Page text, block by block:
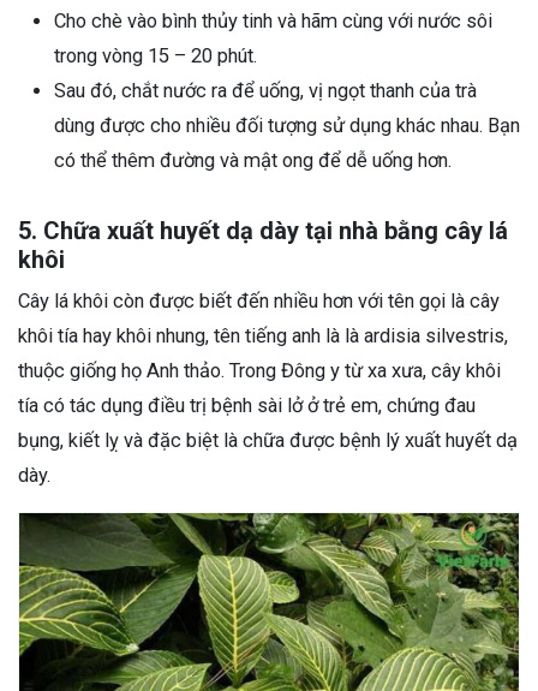
Cho chè vào bình thủy tinh và hãm cùng với nước sôi
trong vòng 15 – 20 phút.
Sau đó, chắt nước ra để uống, vị ngọt thanh của trà
dùng được cho nhiều đối tượng sử dụng khác nhau. Bạn
có thể thêm đường và mật ong để dễ uống hơn.
5. Chữa xuất huyết dạ dày tại nhà bằng cây lá
khôi
Cây lá khôi còn được biết đến nhiều hơn với tên gọi là cây
khôi tía hay khôi nhung, tên tiếng anh là là ardisia silvestris,
thuộc giống họ Anh thảo. Trong Đông y từ xa xưa, cây khôi
tía có tác dụng điều trị bệnh sài lở ở trẻ em, chứng đau
bụng, kiết lỵ và đặc biệt là chữa được bệnh lý xuất huyết dạ
dày.